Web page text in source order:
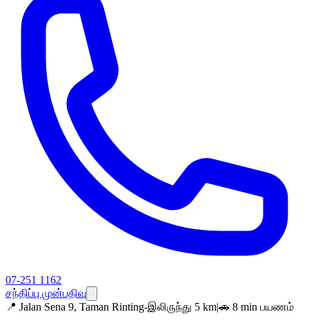
07-251 1162
சந்திப்பு முன்பதிவு
📍 Jalan Sena 9, Taman Rinting-இலிருந்து 5 km|🚗 8 min பயணம்